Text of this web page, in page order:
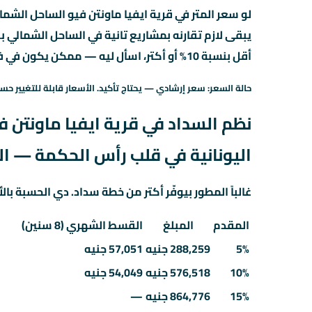
لو سعر المتر في قرية ايفيا ماونتن فيو الساحل
يبقى لازم تقارنه بمشاريع تانية في الساحل
أقل بنسبة 10% أو أكتر، اسأل ليه — ممكن يكون في فرق في التشطيب أو الخدمات.
حالة السعر: سعر إرشادي — يحتاج تأكيد. الأسعار قابلة للتغيير
نظم السداد في قرية ايفيا ماونتن
اليونانية في قلب رأس الحكمة
غالباً المطور بيوفّر أكتر من خطة سداد. دي الحسبة
المقدم
المبلغ
القسط الشهري (8 سنين)
5%
288,259 جنيه
57,051 جنيه
10%
576,518 جنيه
54,049 جنيه
15%
864,776 جنيه —